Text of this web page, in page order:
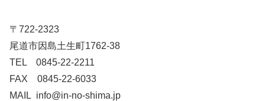
〒722-2323
尾道市因島土生町1762-38
TEL 0845-22-2211
FAX 0845-22-6033
MAIL info@in-no-shima.jp